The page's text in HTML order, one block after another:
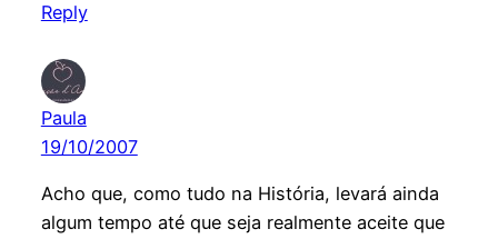
Reply
Paula
19/10/2007
Acho que, como tudo na História, levará ainda
algum tempo até que seja realmente aceite que